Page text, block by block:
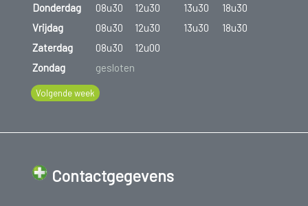
Donderdag
08u30 12u30 13u30
18u30
Vrijdag
08u30 12u30 13u30
18u30
Zaterdag
08u30
12u00
Zondag
gesloten
Volgende week
Contactgegevens